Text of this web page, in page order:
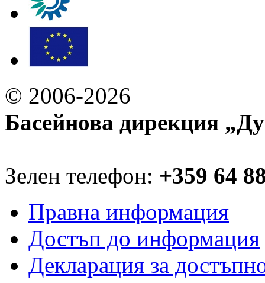
© 2006-2026
Басейнова дирекция
Зелен телефон: +359 64
Правна информация
Достъп до информация
Декларация за